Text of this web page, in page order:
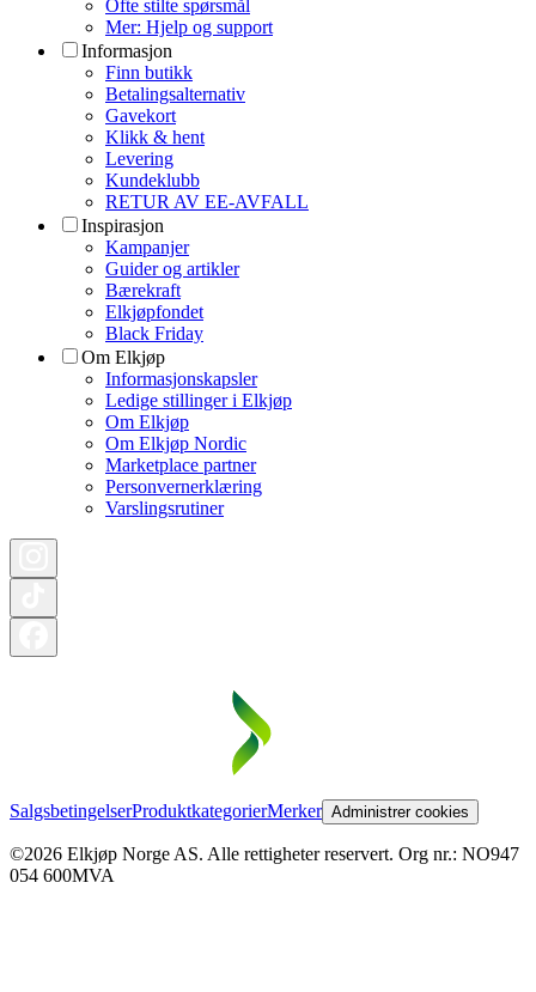
Ofte stilte spørsmål
Mer: Hjelp og support
Informasjon
Finn butikk
Betalingsalternativ
Gavekort
Klikk & hent
Levering
Kundeklubb
RETUR AV EE-AVFALL
Inspirasjon
Kampanjer
Guider og artikler
Bærekraft
Elkjøpfondet
Black Friday
Om Elkjøp
Informasjonskapsler
Ledige stillinger i Elkjøp
Om Elkjøp
Om Elkjøp Nordic
Marketplace partner
Personvernerklæring
Varslingsrutiner
SalgsbetingelserProduktkategorierMerker Administrer cookies
©2026 Elkjøp Norge AS. Alle rettigheter reservert. Org nr.: NO947
054 600MVA